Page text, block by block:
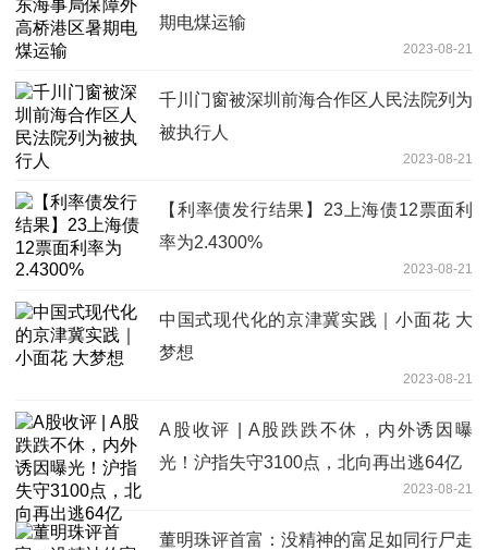
期电煤运输
2023-08-21
千川门窗被深圳前海合作区人民法院列为
被执行人
2023-08-21
【利率债发行结果】23上海债12票面利
率为2.4300%
2023-08-21
中国式现代化的京津冀实践｜小面花 大
梦想
2023-08-21
A股收评 | A股跌跌不休，内外诱因曝
光！沪指失守3100点，北向再出逃64亿
2023-08-21
董明珠评首富：没精神的富足如同行尸走